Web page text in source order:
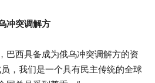
冲突调解方
巴西具备成为俄乌冲突调解方的资
，我们是一个具有民主传统的全球